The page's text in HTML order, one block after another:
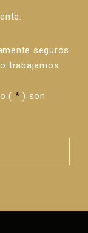
seguros
trabajamos
( * ) son